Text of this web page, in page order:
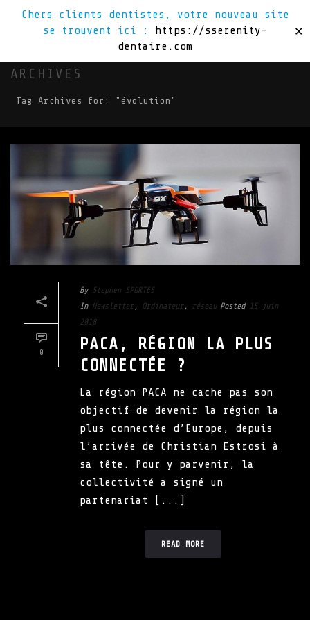
Chers clients dentistes, votre nouveau site
se trouvent ici : https://sserenity-
dentaire.com
✕
ARCHIVES
Tag Archives for: "évolution"
0
By Stephen SPORTES
In Newsletter , Ordinateur , réseau Posted 15 juin
2018
PACA, RÉGION LA PLUS
CONNECTÉE ?
La région PACA ne cache pas son
objectif de devenir la région la
plus connectée d’Europe, depuis
l’arrivée de Christian Estrosi à
sa tête. Pour y parvenir, la
collectivité a signé un
partenariat [...]
READ MORE